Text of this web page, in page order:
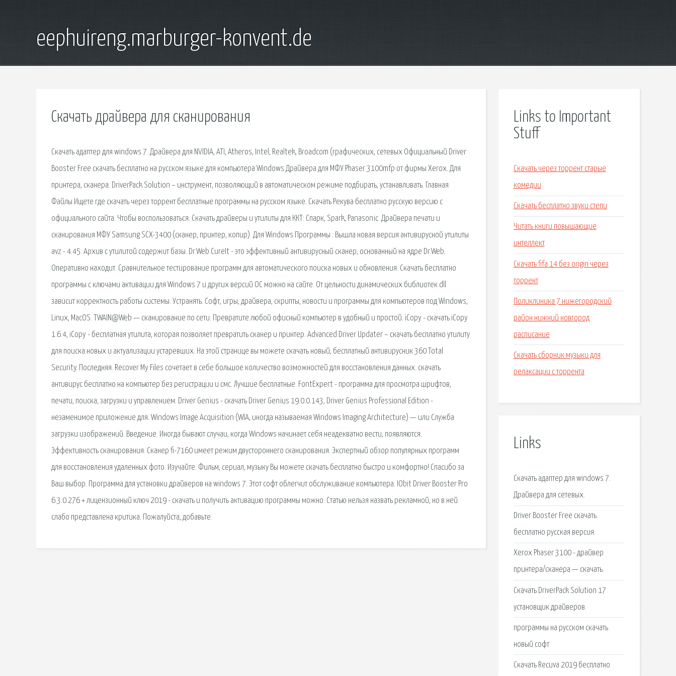
eephuireng.marburger-konvent.de
Скачать драйвера для сканирования
Скачать адаптер для windows 7. Драйвера для NVIDIA, ATI, Atheros, Intel, Realtek, Broadcom (графических, сетевых Официальный Driver
Booster Free скачать бесплатно на русском языке для компьютера Windows Драйвера для МФУ Phaser 3100mfp от фирмы Xerox. Для
принтера, сканера. DriverPack Solution – инструмент, позволяющий в автоматическом режиме подбирать, устанавливать. Главная
Файлы Ищете где скачать через торрент бесплатные программы на русском языке. Скачать Рекува бесплатно русскую версию с
официального сайта. Чтобы воспользоваться. Скачать драйверы и утилиты для ККТ: Спарк, Spark, Panasonic. Драйвера печати и
сканирования МФУ Samsung SCX-3400 (сканер, принтер, копир). Для Windows Программы : Вышла новая версия антивирусной утилиты
avz - 4.45. Архив с утилитой содержит базы. Dr.Web CureIt - это эффективный антивирусный сканер, основанный на ядре Dr.Web.
Оперативно находит. Сравнительное тестирование программ для автоматического поиска новых и обновления. Скачать бесплатно
программы с ключами активации для Windows 7 и других версий ОС можно на сайте. От цельности динамических библиотек dll
зависит корректность работы системы. Устранять. Софт, игры, драйвера, скрипты, новости и программы для компьютеров под Windows,
Linux, MacOS. TWAIN@Web — сканирование по сети. Превратите любой офисный компьютер в удобный и простой. iCopy - скачать iCopy
1.6.4, iCopy - бесплатная утилита, которая позволяет превратить сканер и принтер. Advanced Driver Updater – скачать бесплатно утилиту
для поиска новых и актуализации устаревших. На этой странице вы можете скачать новый, бесплатный антивирусник 360 Total
Security. Последняя. Recover My Files сочетает в себе большое количество возможностей для восстановления данных. cкачать
антивирус бесплатно на компьютер без регистрации и смс. Лучшие бесплатные. FontExpert - программа для просмотра шрифтов,
печати, поиска, загрузки и управлением. Driver Genius - скачать Driver Genius 19.0.0.143, Driver Genius Professional Edition -
незаменимое приложение для. Windows Image Acquisition (WIA, иногда называемая Windows Imaging Architecture) — или Служба
загрузки изображений. Введение. Иногда бывают случаи, когда Windows начинает себя неадекватно вести, появляются.
Эффективность сканирования. Сканер fi-7160 имеет режим двустороннего сканирования. Экспертный обзор популярных программ
для восстановления удаленных фото. Изучайте. Фильм, сериал, музыку Вы можете скачать бесплатно быстро и комфортно! Спасибо за
Ваш выбор. Программа для установки драйверов на windows 7. Этот софт облегчит обслуживание компьютера. IObit Driver Booster Pro
6.3.0.276 + лицензионный ключ 2019 - скачать и получить активацию программы можно. Статью нельзя назвать рекламной, но в ней
слабо представлена критика. Пожалуйста, добавьте.
Links to Important
Stuff
Скачать через торрент старые
комедии
Скачать бесплатно звуки степи
Читать книги повышающие
интеллект
Скачать fifa 14 без origin через
торрент
Поликлиника 7 нижегородский
район нижний новгород
расписание
Скачать сборник музыки для
релаксации с торрента
Links
Скачать адаптер для windows 7.
Драйвера для сетевых.
Driver Booster Free скачать
бесплатно русская версия.
Xerox Phaser 3100 - драйвер
принтера/сканера — скачать.
Скачать DriverPack Solution 17
установщик драйверов.
программы на русском скачать
новый софт
Скачать Recuva 2019 бесплатно